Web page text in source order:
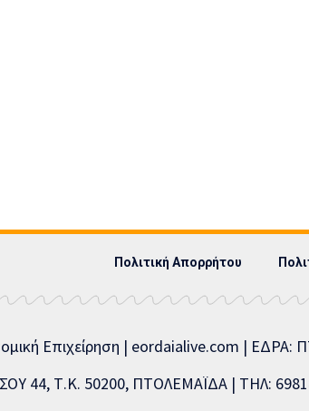
Πολιτική Απορρήτου
Επιχείρηση | eordaialive.com |
44, Τ.Κ. 50200, ΠΤΟΛΕΜΑΪΔΑ | ΤΗΛ: